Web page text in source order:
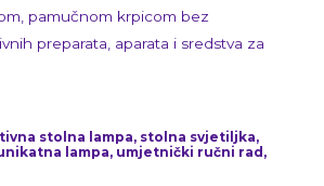
pamučnom krpicom bez
preparata, aparata i sredstva za
stolna lampa, stolna svjetiljka,
lampa, umjetnički ručni rad,